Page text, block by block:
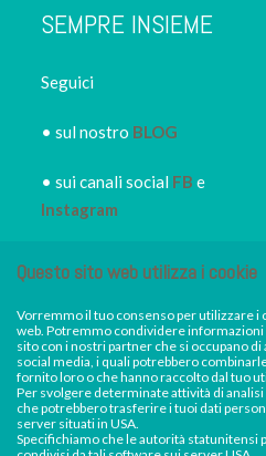
**AVVISO DI
agosto Irori Sushi resterà
aperti e regolarmente
SEMPRE INSIEME
Seguici
• sul nostro BLOG
• sui canali social FB e
Instagram
informato dei nuovi piatti dei
nostri eventi, di sconti e
FacebookInstagram
Questo sito web utilizza i cookie
Vorremmo il tuo consenso per utilizzare i
web. Potremmo condividere
sito con i nostri partner che si occupano di
social media, i quali potrebbero
fornito loro o che hanno raccolto dal tuo
Per svolgere determinate attività di
che potrebbero trasferire i tuoi dati
server situati in USA.
Specifichiamo che le autorità statunitensi